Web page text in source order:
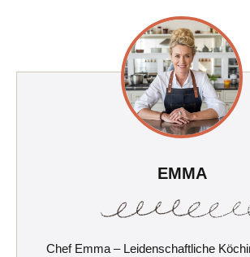
EMMA
Chef Emma – Leidenschaftliche